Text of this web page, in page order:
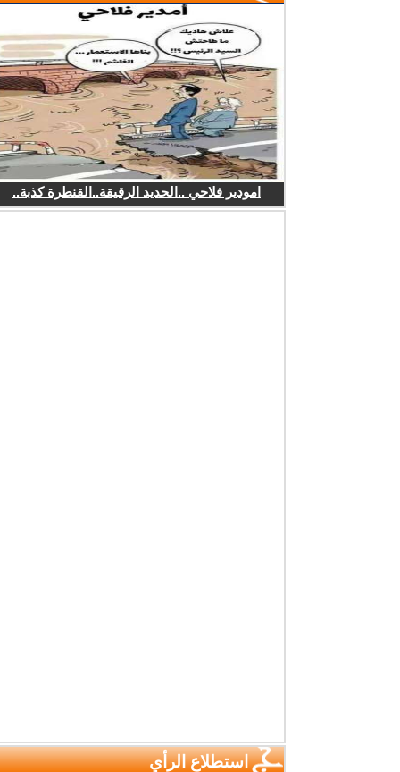
امودير فلاحي ..الحديد الرقيقة..القنطرة كذبة..
استطلاع الرأي